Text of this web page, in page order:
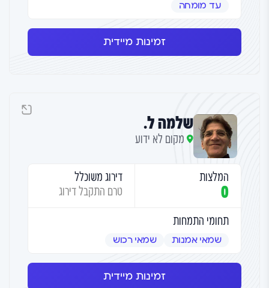
עד מומחה
זמינות מיידית
שלמה ל.
מקום לא ידוע
המלצות
0
דירוג משוכלל
טרם התקבל דירוג
תחומי התמחות
שמאי אמנות שמאי רכוש
זמינות מיידית